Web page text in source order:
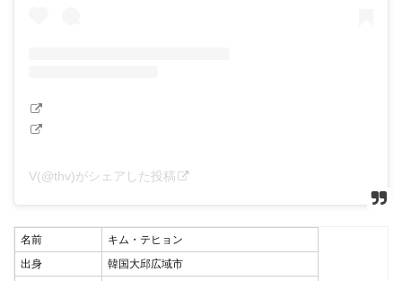
V(@thv)がシェアした投稿
名前
キム・テヒョン
出身
韓国大邱広域市